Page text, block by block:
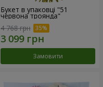
Букет в упаковці "51
червона троянда"
4 768 грн
Замовити